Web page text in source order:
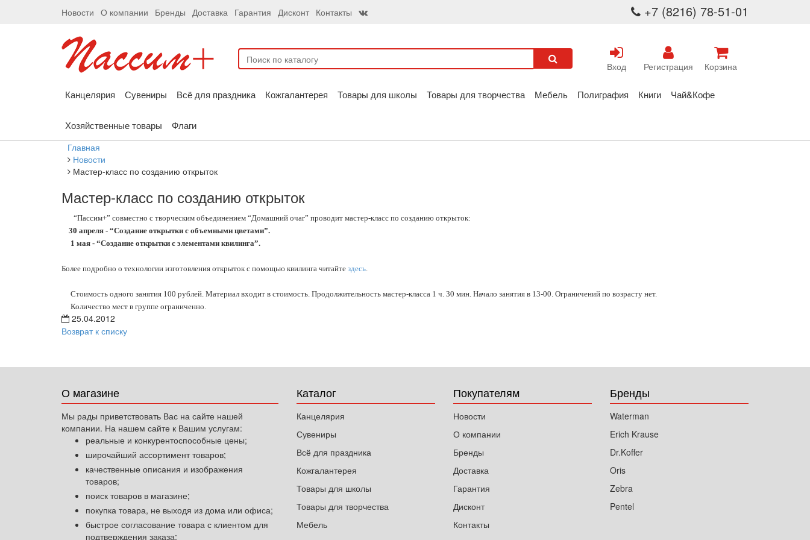
Новости О компании Бренды Доставка Гарантия Дисконт Контакты +7 (8216) 78-51-01
Вход Регистрация Корзина
Канцелярия Сувениры Всё для праздника Кожгалантерея Товары для школы Товары для творчества Мебель Полиграфия Книги Чай&Кофе
Хозяйственные товары Флаги
Главная
Новости
Мастер-класс по созданию открыток
Мастер-класс по созданию открыток
“Пассим+” совместно с творческим объединением “Домашний очаг” проводит мастер-класс по созданию открыток:
30 апреля - “Создание открытки с объемными цветами”.
1 мая - “Создание открытки с элементами квилинга”.
Более подробно о технологии изготовления открыток с помощью квилинга читайте здесь.
Стоимость одного занятия 100 рублей. Материал входит в стоимость. Продолжительность мастер-класса 1 ч. 30 мин. Начало занятия в 13-00. Ограничений по возрасту нет.
Количество мест в группе ограниченно.
25.04.2012
Возврат к списку
О магазине
Мы рады приветствовать Вас на сайте нашей
компании. На нашем сайте к Вашим услугам:
реальные и конкурентоспособные цены;
широчайший ассортимент товаров;
качественные описания и изображения
товаров;
поиск товаров в магазине;
покупка товара, не выходя из дома или офиса;
быстрое согласование товара с клиентом для
подтверждения заказа;
Каталог
Канцелярия
Сувениры
Всё для праздника
Кожгалантерея
Товары для школы
Товары для творчества
Мебель
Покупателям
Новости
О компании
Бренды
Доставка
Гарантия
Дисконт
Контакты
Бренды
Waterman
Erich Krause
Dr.Koffer
Oris
Zebra
Pentel